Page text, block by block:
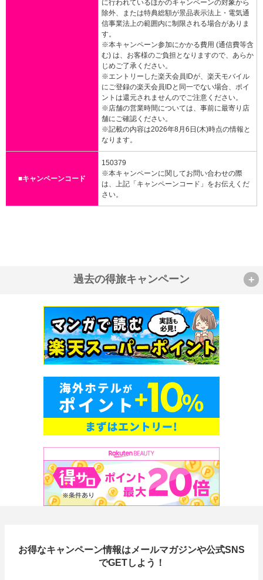
に行われているほかのキャンペーンの対象から
除外、または特典総額が景品表示法上・電気通
信事業法上の範囲内に制限される場合がありま
す。
※本キャンペーン参加にかかる費用 (通信費等含
む) は、お客様のご負担となりますので、あらか
じめご了承ください。
※エントリーした楽天会員IDが、楽天モバイル
にご登録の楽天会員IDと同一でない場合、ポイ
ントは還元されませんのでご注意ください。
※店舗の営業時間については、事前に最寄り店
舗にご確認ください。
※記載の内容は2026年8月6日(木)時点の情報と
なります。
■キャンペーンコード
150379
※本キャンペーンに関してお問い合わせの際
は、上記「キャンペーンコード」をお伝えくだ
さい。
過去の得旅キャンペーン
お得なキャンペーン情報はメールマガジンや公式SNS
でGETしよう！